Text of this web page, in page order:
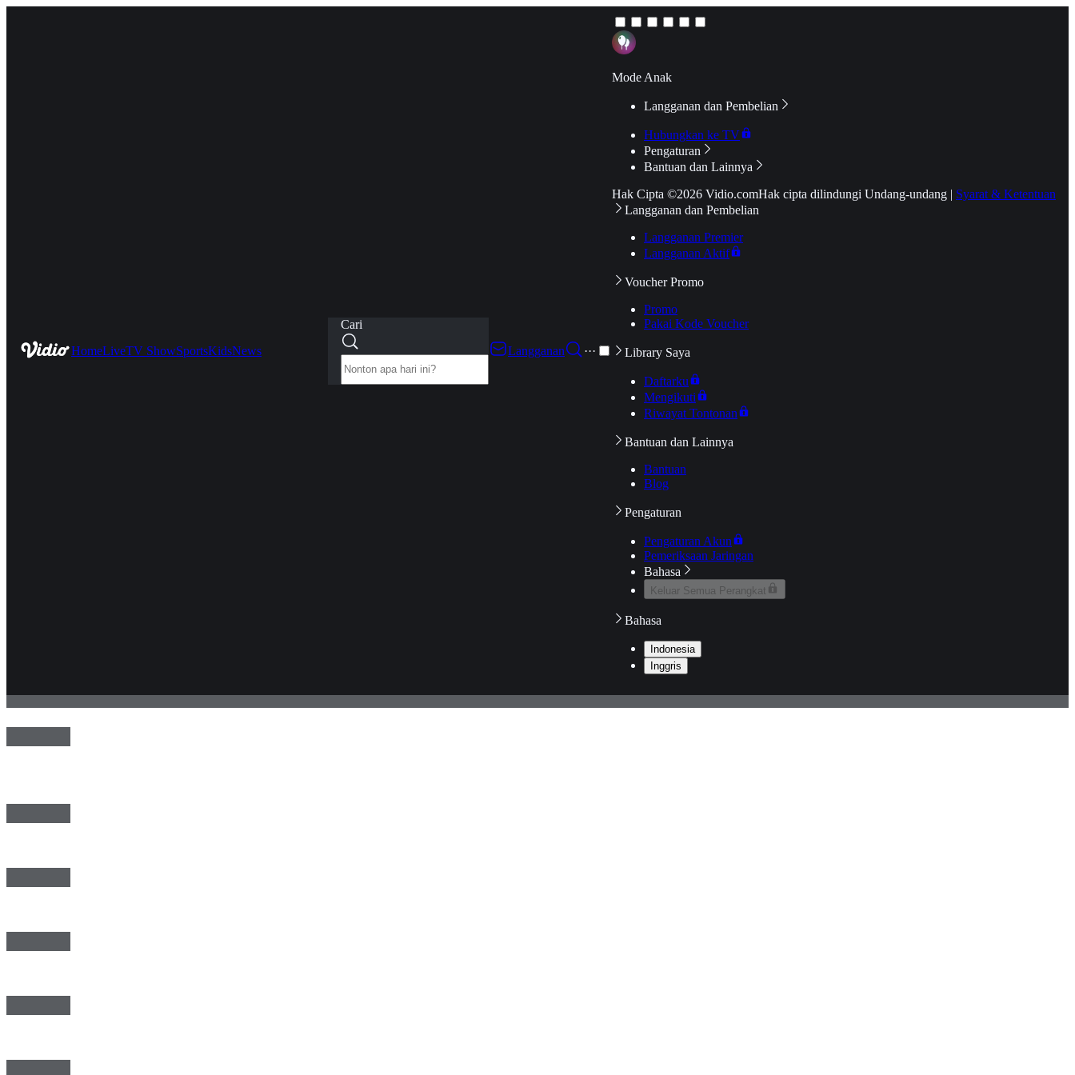
HomeLiveTV ShowSportsKidsNews
Cari
Langganan
···
Mode Anak
Langganan dan Pembelian
Hubungkan ke TV
Pengaturan
Bantuan dan Lainnya
Hak Cipta ©2026 Vidio.comHak cipta dilindungi Undang-undang | Syarat & Ketentuan
Langganan dan Pembelian
Langganan Premier
Langganan Aktif
Voucher Promo
Promo
Pakai Kode Voucher
Library Saya
Daftarku
Mengikuti
Riwayat Tontonan
Bantuan dan Lainnya
Bantuan
Blog
Pengaturan
Pengaturan Akun
Pemeriksaan Jaringan
Bahasa
Keluar Semua Perangkat
Bahasa
Indonesia
Inggris